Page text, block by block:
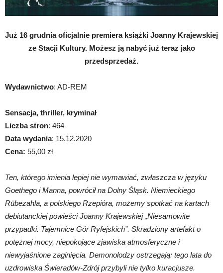
Już 16 grudnia oficjalnie premiera książki Joanny Krajewskiej
ze Stacji Kultury. Możesz ją nabyć już teraz jako
przedsprzedaż.
Wydawnictwo: AD-REM
Sensacja, thriller, kryminał
Liczba stron: 464
Data wydania: 15.12.2020
Cena: 55,00 zł
Ten, którego imienia lepiej nie wymawiać, zwłaszcza w języku
Goethego i Manna, powrócił na Dolny Śląsk. Niemieckiego
Rübezahla, a polskiego Rzepióra, możemy spotkać na kartach
debiutanckiej powieści Joanny Krajewskiej „Niesamowite
przypadki. Tajemnice Gór Ryfejskich”. Skradziony artefakt o
potężnej mocy, niepokojące zjawiska atmosferyczne i
niewyjaśnione zaginięcia. Demonolodzy ostrzegają: tego lata do
uzdrowiska Świeradów-Zdrój przybyli nie tylko kuracjusze.